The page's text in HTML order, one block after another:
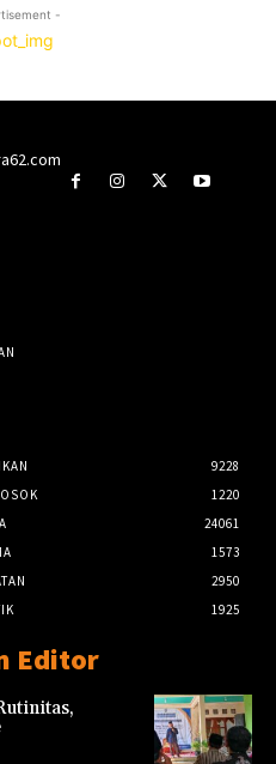
-
9228
1220
24061
1573
2950
1925
Editor